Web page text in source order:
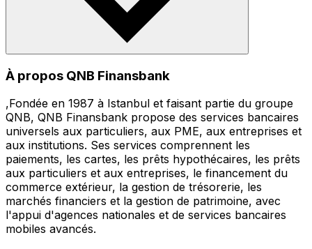
À propos QNB Finansbank
,Fondée en 1987 à Istanbul et faisant partie du groupe
QNB, QNB Finansbank propose des services bancaires
universels aux particuliers, aux PME, aux entreprises et
aux institutions. Ses services comprennent les
paiements, les cartes, les prêts hypothécaires, les prêts
aux particuliers et aux entreprises, le financement du
commerce extérieur, la gestion de trésorerie, les
marchés financiers et la gestion de patrimoine, avec
l'appui d'agences nationales et de services bancaires
mobiles avancés.